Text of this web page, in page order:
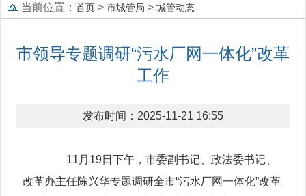
当前位置： 首页 > 市城管局 > 城管动态
市领导专题调研“污水厂网一体化”改革
工作
发布时间：2025-11-21 16:55
11月19日下午，市委副书记、政法委书记、
改革办主任陈兴华专题调研全市“污水厂网一体化”改革